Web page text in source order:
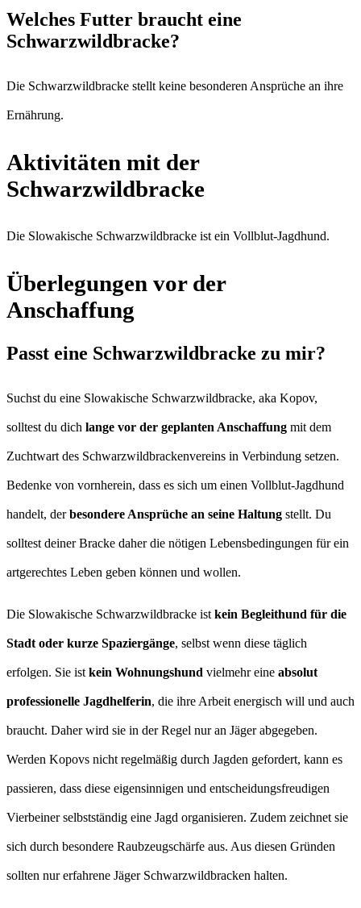
Welches Futter braucht eine
Schwarzwildbracke?
Die Schwarzwildbracke stellt keine besonderen Ansprüche an ihre
Ernährung.
Aktivitäten mit der
Schwarzwildbracke
Die Slowakische Schwarzwildbracke ist ein Vollblut-Jagdhund.
Überlegungen vor der
Anschaffung
Passt eine Schwarzwildbracke zu mir?
Suchst du eine Slowakische Schwarzwildbracke, aka Kopov,
solltest du dich lange vor der geplanten Anschaffung mit dem
Zuchtwart des Schwarzwildbrackenvereins in Verbindung setzen.
Bedenke von vornherein, dass es sich um einen Vollblut-Jagdhund
handelt, derbesondere Ansprüche an seine Haltung stellt. Du
solltest deiner Bracke daher die nötigen Lebensbedingungen für ein
artgerechtes Leben geben können und wollen.
Die Slowakische Schwarzwildbracke ist kein Begleithund für die
Stadt oder kurze Spaziergänge, selbst wenn diese täglich
erfolgen. Sie ist kein Wohnungshund vielmehr eine absolut
professionelle Jagdhelferin, die ihre Arbeit energisch will und auch
braucht. Daher wird sie in der Regel nur an Jäger abgegeben.
Werden Kopovs nicht regelmäßig durch Jagden gefordert, kann es
passieren, dass diese eigensinnigen und entscheidungsfreudigen
Vierbeiner selbstständig eine Jagd organisieren. Zudem zeichnet sie
sich durch besondere Raubzeugschärfe aus. Aus diesen Gründen
sollten nur erfahrene Jäger Schwarzwildbracken halten.